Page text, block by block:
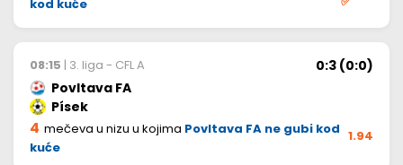
kod kuće
08:15 | 3. liga - CFL A
0:3 (0:0)
Povltava FA
Písek
4 mečeva u nizu u kojima Povltava FA ne gubi kod
kuće
1.94